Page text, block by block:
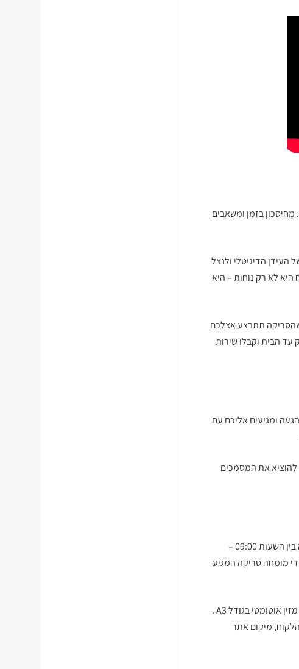
בזמן ומשאבים
הדיגיטלי ולנצל
לא רק נוחות – היא
שהסריקה תתבצע אצלכם
עד הבית וקבלו שירות
מועד הגעה ומגיעים אליכם עם
להוציא את המסמכים
באזור המרכז (ת"א – ראשל"צ) עד 7 שעות עבודה בין השעות 09:00 –
השירות ניתן על ידי מומחה סריקה המגיע
א. המחירים מתייחסים למסמכים או ספרים מפורקים הנסרקים בסורק מסמכים מהיר עם מזין אוטומטי בגודל A3 .
מיקום אתר